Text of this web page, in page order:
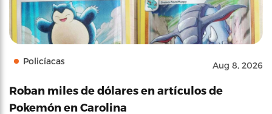
Policíacas Aug 8, 2026
Roban miles de dólares en artículos de
Pokemón en Carolina